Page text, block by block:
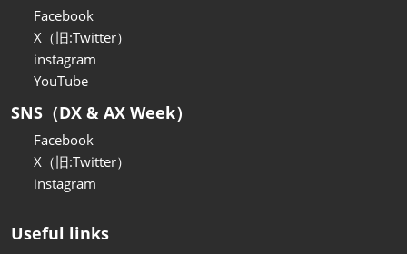
Facebook
X（旧:Twitter）
instagram
YouTube
SNS（DX & AX Week）
Facebook
X（旧:Twitter）
instagram
Useful links